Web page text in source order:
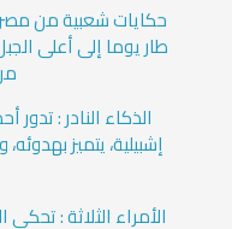
حكايات شعبية من
طار يوما إلى أعلى
الذكاء النادر :
إشبيلية، يتميز
الأمراء الثلاثة :